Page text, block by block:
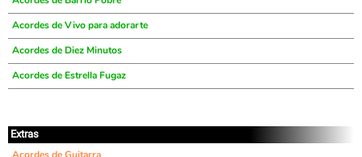
Acordes de Vivo para adorarte
Acordes de Diez Minutos
Acordes de Estrella Fugaz
Extras